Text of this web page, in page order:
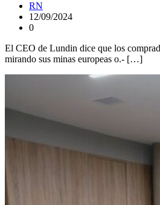
RN
12/09/2024
0
El CEO de Lundin dice que los
mirando sus minas europeas o.- […]